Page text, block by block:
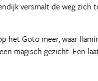
versmalt de weg
het Goto meer, waar
magisch gezicht. Een